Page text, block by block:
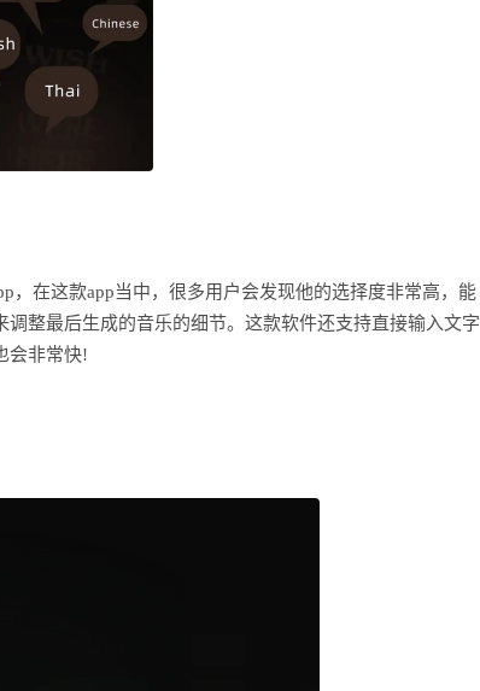
，在这款app当中，很多用户会发现他的选择度非常高，能
整最后生成的音乐的细节。这款软件还支持直接输入文字
会非常快!